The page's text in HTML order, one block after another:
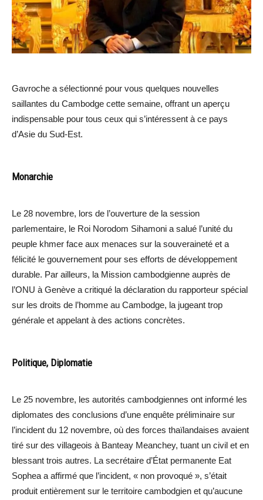
Gavroche a sélectionné pour vous quelques nouvelles
saillantes du Cambodge cette semaine, offrant un aperçu
indispensable pour tous ceux qui s’intéressent à ce pays
d’Asie du Sud-Est.
Monarchie
Le 28 novembre, lors de l’ouverture de la session
parlementaire, le Roi Norodom Sihamoni a salué l’unité du
peuple khmer face aux menaces sur la souveraineté et a
félicité le gouvernement pour ses efforts de développement
durable. Par ailleurs, la Mission cambodgienne auprès de
l’ONU à Genève a critiqué la déclaration du rapporteur spécial
sur les droits de l’homme au Cambodge, la jugeant trop
générale et appelant à des actions concrètes.
Politique, Diplomatie
Le 25 novembre, les autorités cambodgiennes ont informé les
diplomates des conclusions d’une enquête préliminaire sur
l’incident du 12 novembre, où des forces thaïlandaises avaient
tiré sur des villageois à Banteay Meanchey, tuant un civil et en
blessant trois autres. La secrétaire d’État permanente Eat
Sophea a affirmé que l’incident, « non provoqué », s’était
produit entièrement sur le territoire cambodgien et qu’aucune